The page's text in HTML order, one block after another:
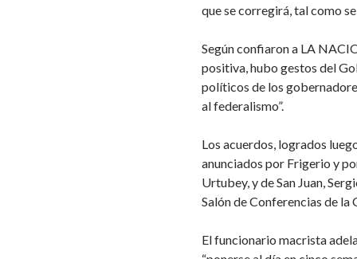
que se corregirá, tal como
Según confiaron a LA
positiva, hubo gestos del
políticos de los
al federalismo”.
Los acuerdos, logrados
anunciados por Frigerio y
Urtubey, y de San Juan,
Salón de Conferencias de la
El funcionario macrista